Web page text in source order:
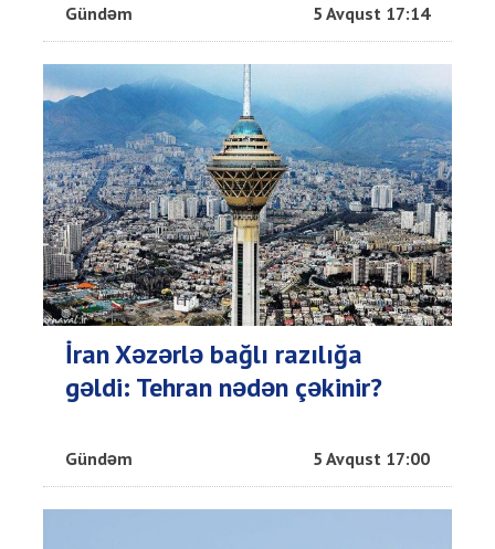
Gündəm 5 Avqust 17:14
İran Xəzərlə bağlı razılığa
gəldi: Tehran nədən çəkinir?
Gündəm 5 Avqust 17:00